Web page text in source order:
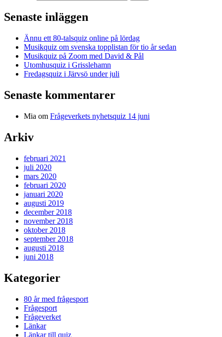
Senaste inläggen
Ännu ett 80-talsquiz online på lördag
Musikquiz om svenska topplistan för tio år sedan
Musikquiz på Zoom med David & Pål
Utomhusquiz i Grisslehamn
Fredagsquiz i Järvsö under juli
Senaste kommentarer
Mia om Frågeverkets nyhetsquiz 14 juni
Arkiv
februari 2021
juli 2020
mars 2020
februari 2020
januari 2020
augusti 2019
december 2018
november 2018
oktober 2018
september 2018
augusti 2018
juni 2018
Kategorier
80 år med frågesport
Frågesport
Frågeverket
Länkar
Länkar till quiz